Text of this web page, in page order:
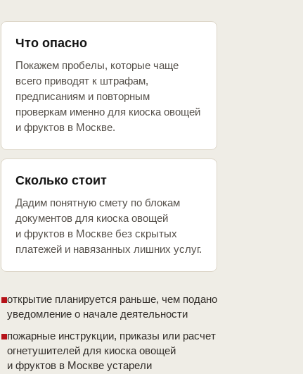
Что опасно
Покажем пробелы, которые чаще
всего приводят к штрафам,
предписаниям и повторным
проверкам именно для киоска овощей
и фруктов в Москве.
Сколько стоит
Дадим понятную смету по блокам
документов для киоска овощей
и фруктов в Москве без скрытых
платежей и навязанных лишних услуг.
открытие планируется раньше, чем подано
уведомление о начале деятельности
пожарные инструкции, приказы или расчет
огнетушителей для киоска овощей
и фруктов в Москве устарели